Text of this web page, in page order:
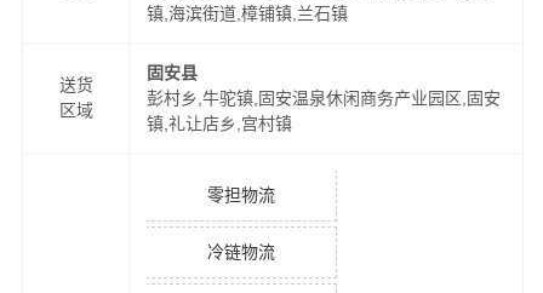
镇,海滨街道,樟铺镇,兰石镇
送货
区域
固安县
彭村乡,牛驼镇,固安温泉休闲商务产业园区,固安
镇,礼让店乡,宫村镇
零担物流
冷链物流